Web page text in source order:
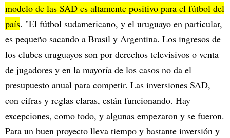
modelo de las SAD es altamente positivo para el fútbol del
país. "El fútbol sudamericano, y el uruguayo en particular,
es pequeño sacando a Brasil y Argentina. Los ingresos de
los clubes uruguayos son por derechos televisivos o venta
de jugadores y en la mayoría de los casos no da el
presupuesto anual para competir. Las inversiones SAD,
con cifras y reglas claras, están funcionando. Hay
excepciones, como todo, y algunas empezaron y se fueron.
Para un buen proyecto lleva tiempo y bastante inversión y